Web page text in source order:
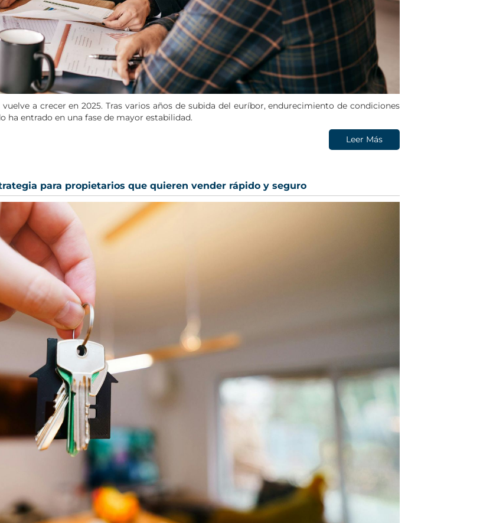
a crecer en 2025. Tras varios años de subida del euríbor, endurecimiento de condiciones
ha entrado en una fase de mayor estabilidad.
Leer Más
para propietarios que quieren vender rápido y seguro